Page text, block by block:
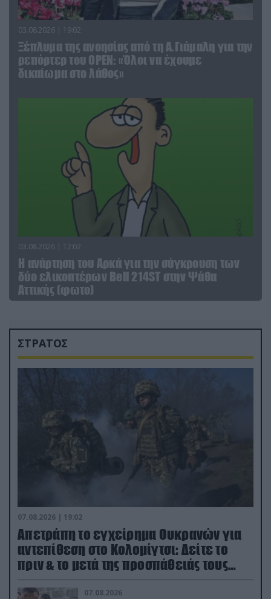
03.08.2026 | 19:02
Ξέπλυμα της ανοησίας από τη Α.Γιάμαλη για την
ρεπόρτερ του ΟΡΕΝ: «Όλοι να έχουμε
δικαίωμα στο λάθος»
03.08.2026 | 12:02
Η ανάρτηση του Αρκά για την σύγκρουση των
δύο ελικοπτέρων Bell 214ST στην Ψάθα
Αττικής (φωτο)
ΣΤΡΑΤΟΣ
07.08.2026 | 19:02
Απετράπη το εγχείρημα Ουκρανών για
αντεπίθεση στο Κολομίγτσι: Δείτε το
πριν & το μετά της προσπάθειάς τους
(βίντεο)
07.08.2026